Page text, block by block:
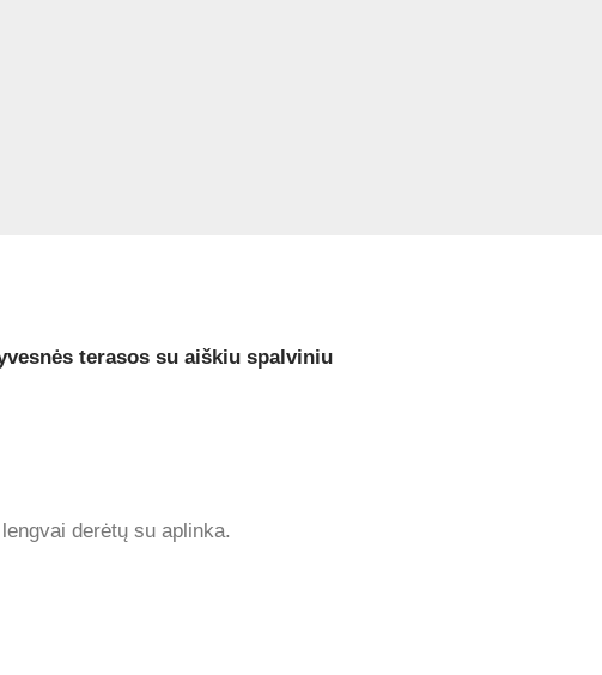
terasos su aiškiu spalviniu
derėtų su aplinka.